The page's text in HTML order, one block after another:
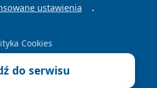
ustawienia .
Cookies
do serwisu